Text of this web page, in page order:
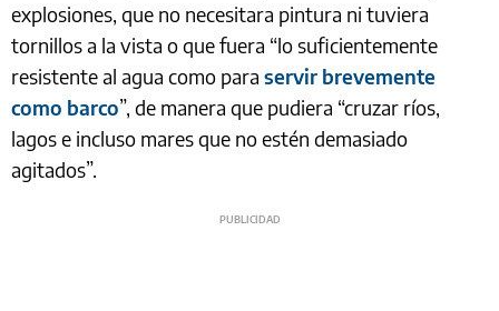
explosiones, que no necesitara pintura ni tuviera
tornillos a la vista o que fuera “lo suficientemente
resistente al agua como para servir brevemente
como barco”, de manera que pudiera “cruzar ríos,
lagos e incluso mares que no estén demasiado
agitados”.